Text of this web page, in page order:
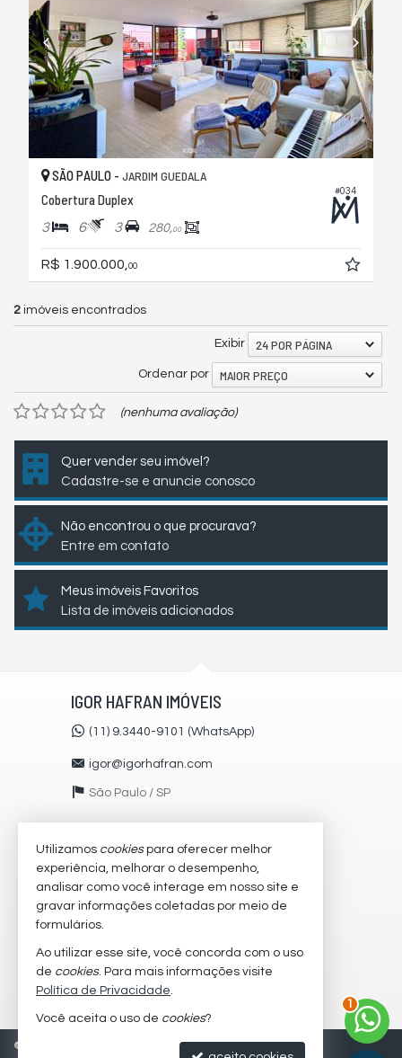
#034
SÃO PAULO - JARDIM GUEDALA
Cobertura Duplex
3 6 3 280,00
R$ 1.900.000,00
2 imóveis encontrados
Exibir 24 POR PÁGINA
Ordenar por MAIOR PREÇO
(nenhuma avaliação)
Quer vender seu imóvel?
Cadastre-se e anuncie conosco
Não encontrou o que procurava?
Entre em contato
Meus imóveis Favoritos
Lista de imóveis adicionados
IGOR HAFRAN IMÓVEIS
(11) 9.3440-9101 (WhatsApp)
igor@igorhafran.com
São Paulo / SP
VEJA MAIS
receba nosso newsletter
imóveis favoritos
mapa de imóveis
© Política de Privacidade
1
Utilizamos cookiespara oferecer melhor
experiência, melhorar o desempenho,
analisar como você interage em nosso site e
gravar informações coletadas por meio de
formulários.
Ao utilizar esse site, você concorda com o uso
de cookies. Para mais informações visite
Política de Privacidade.
Você aceita o uso de cookies?